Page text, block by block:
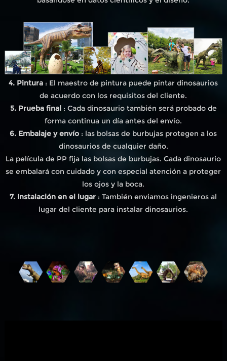
4. Pintura : El maestro de pintura puede pintar dinosaurios
de acuerdo con los requisitos del cliente.
5. Prueba final: Cada dinosaurio también será probado de
forma continua un día antes del envío.
6. Embalaje y envío : las bolsas de burbujas protegen a los
dinosaurios de cualquier daño.
La película de PP fija las bolsas de burbujas. Cada dinosaurio
se embalará con cuidado y con especial atención a proteger
los ojos y la boca.
7. Instalación en el lugar : También enviamos ingenieros al
lugar del cliente para instalar dinosaurios.